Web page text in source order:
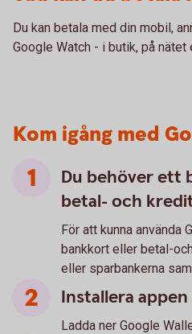
Du kan betala med din mobil,
Google Watch - i butik, på nätet
Kom igång med
Du behöver ett
betal- och
För att kunna använda
bankkort eller betal-
eller sparbankerna
Installera
Ladda ner Google